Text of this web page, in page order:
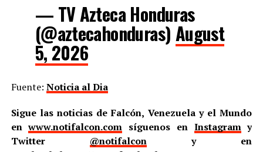
— TV Azteca Honduras
(@aztecahonduras) August
5, 2026
Fuente: Noticia al Dia
Sigue las noticias de Falcón, Venezuela y el Mundo
enwww.notifalcon.com síguenos en Instagramy
Twitter @notifalcony en